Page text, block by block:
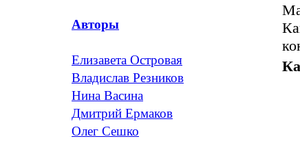
Авторы
Елизавета Островая
Владислав Резников
Нина Васина
Дмитрий Ермаков
Олег Сешко